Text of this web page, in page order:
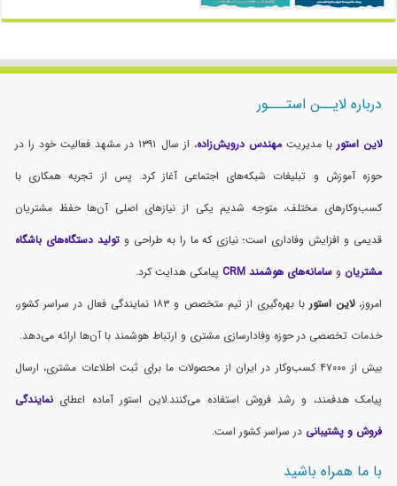
درباره لایــن استـــور
لاین استور با مدیریتمهندس درویش‌زاده
، از سال ۱۳۹۱ در مشهد فعالیت خود را در
حوزه آموزش و تبلیغات شبکه‌های اجتماعی آغاز کرد. پس از تجربه همکاری با
کسب‌وکارهای مختلف، متوجه شدیم یکی از نیازهای اصلی آن‌ها حفظ مشتریان
قدیمی و افزایش وفاداری است؛ نیازی که ما را به طراحی وتولید دستگاه‌های باشگاه
مشتریان وسامانه‌های هوشمند CRM
پیامکی هدایت کرد.
امروز،لاین استور
با بهره‌گیری از تیم متخصص و ۱۸۳ نمایندگی فعال در سراسر کشور،
خدمات تخصصی در حوزه وفادارسازی مشتری و ارتباط هوشمند با آن‌ها ارائه می‌دهد.
بیش از ۴۷۰۰۰ کسب‌وکار در ایران از محصولات ما برای ثبت اطلاعات مشتری، ارسال
پیامک هدفمند، و رشد فروش استفاده می‌کنند.لاین استور آماده اعطای نمایندگی
فروش و پشتیبانی در سراسر کشور است.
با ما همراه باشید